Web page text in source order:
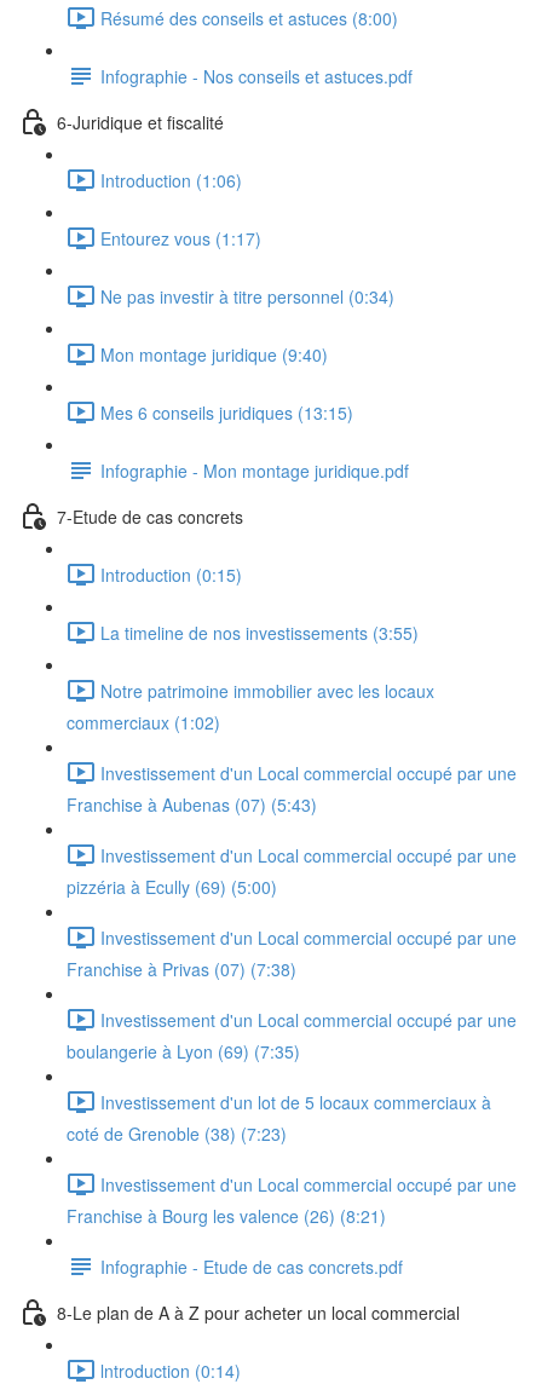
Résumé des conseils et astuces (8:00)
Infographie - Nos conseils et astuces.pdf
6-Juridique et fiscalité
Introduction (1:06)
Entourez vous (1:17)
Ne pas investir à titre personnel (0:34)
Mon montage juridique (9:40)
Mes 6 conseils juridiques (13:15)
Infographie - Mon montage juridique.pdf
7-Etude de cas concrets
Introduction (0:15)
La timeline de nos investissements (3:55)
Notre patrimoine immobilier avec les locaux
commerciaux (1:02)
Investissement d'un Local commercial occupé par une
Franchise à Aubenas (07) (5:43)
Investissement d'un Local commercial occupé par une
pizzéria à Ecully (69) (5:00)
Investissement d'un Local commercial occupé par une
Franchise à Privas (07) (7:38)
Investissement d'un Local commercial occupé par une
boulangerie à Lyon (69) (7:35)
Investissement d'un lot de 5 locaux commerciaux à
coté de Grenoble (38) (7:23)
Investissement d'un Local commercial occupé par une
Franchise à Bourg les valence (26) (8:21)
Infographie - Etude de cas concrets.pdf
8-Le plan de A à Z pour acheter un local commercial
lntroduction (0:14)